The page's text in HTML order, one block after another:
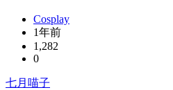
Cosplay
1年前
1,282
0
七月喵子